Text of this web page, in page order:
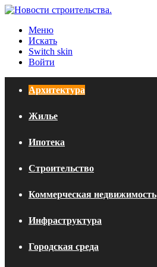
Меню
Искать
Switch skin
Войти
Архитектура
Жилье
Ипотека
Строительство
Коммерческая недвижимость
Инфраструктура
Городская среда